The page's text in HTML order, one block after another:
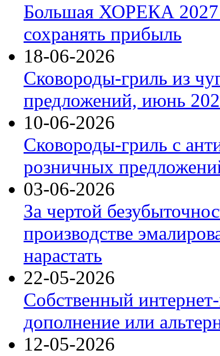
Большая ХОРЕКА 2027:
сохранять прибыль
18-06-2026
Сковороды-гриль из
предложений, июнь
10-06-2026
Сковороды-гриль с
розничных
03-06-2026
За чертой
производстве
нарастать
22-05-2026
Собственный
дополнение или
12-05-2026